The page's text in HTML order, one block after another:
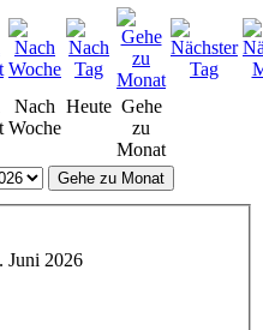
Nach
Woche
Heute Gehe
zu
Monat
Gehe zu Monat
Juni 2026